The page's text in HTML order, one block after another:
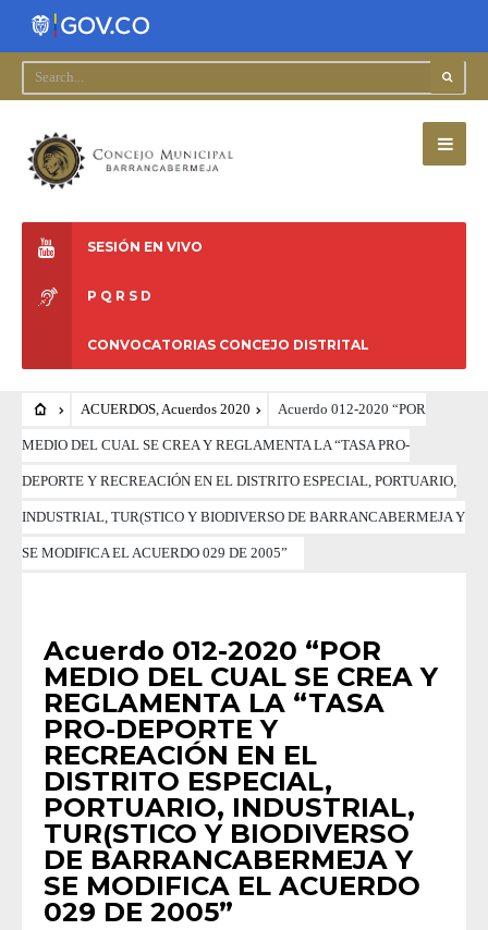
SESIÓN EN VIVO
P Q R S D
CONVOCATORIAS CONCEJO DISTRITAL
ACUERDOS,Acuerdos 2020 Acuerdo 012-2020 “POR
MEDIO DEL CUAL SE CREA Y REGLAMENTA LA “TASA PRO-
DEPORTE Y RECREACIÓN EN EL DISTRITO ESPECIAL, PORTUARIO,
INDUSTRIAL, TUR(STICO Y BIODIVERSO DE BARRANCABERMEJA Y
SE MODIFICA EL ACUERDO 029 DE 2005”
Acuerdo 012-2020 “POR
MEDIO DEL CUAL SE CREA Y
REGLAMENTA LA “TASA
PRO-DEPORTE Y
RECREACIÓN EN EL
DISTRITO ESPECIAL,
PORTUARIO, INDUSTRIAL,
TUR(STICO Y BIODIVERSO
DE BARRANCABERMEJA Y
SE MODIFICA EL ACUERDO
029 DE 2005”